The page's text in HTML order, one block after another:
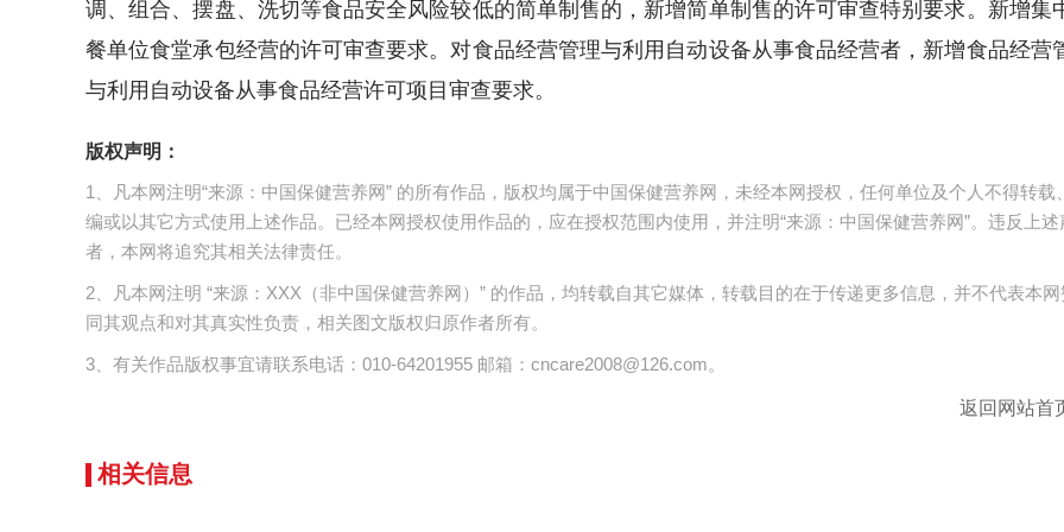
调、组合、摆盘、洗切等食品安全风险较低的简单制售的，新增简单制售的许可审查特别要求。新增集
餐单位食堂承包经营的许可审查要求。对食品经营管理与利用自动设备从事食品经营者，新增食品经营
与利用自动设备从事食品经营许可项目审查要求。
版权声明：
1、凡本网注明“来源：中国保健营养网” 的所有作品，版权均属于中国保健营养网，未经本网授权，任何单位及个人不得转载
编或以其它方式使用上述作品。已经本网授权使用作品的，应在授权范围内使用，并注明“来源：中国保健营养网”。违反上述
者，本网将追究其相关法律责任。
2、凡本网注明 “来源：XXX（非中国保健营养网）” 的作品，均转载自其它媒体，转载目的在于传递更多信息，并不代表本网
同其观点和对其真实性负责，相关图文版权归原作者所有。
3、有关作品版权事宜请联系电话：010-64201955 邮箱：cncare2008@126.com。
返回网站首
相关信息